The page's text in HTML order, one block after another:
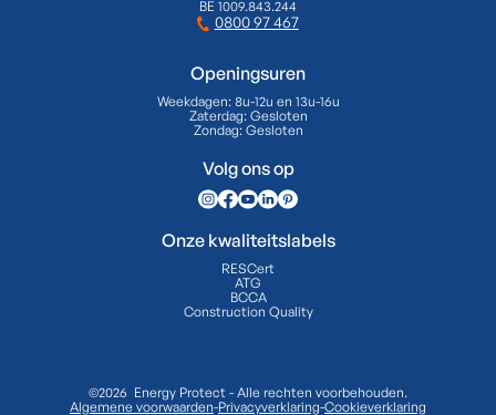
BE 1009.843.244
0800 97 467
Openingsuren
Weekdagen: 8u-12u en 13u-16u
Zaterdag: Gesloten
Zondag: Gesloten
Volg ons op
Onze kwaliteitslabels
RESCert
ATG
BCCA
Construction Quality
©2026 Energy Protect - Alle rechten voorbehouden.
Algemene voorwaarden-Privacyverklaring-Cookieverklaring